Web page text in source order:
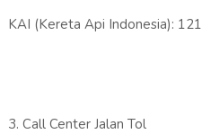
KAI (Kereta Api Indonesia): 121
3. Call Center Jalan Tol